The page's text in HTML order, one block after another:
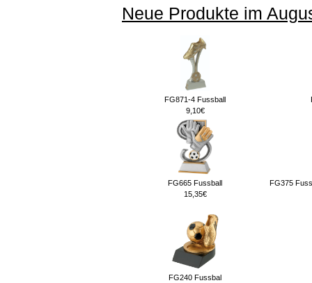
Neue Produkte im
FG871-4 Fussball
9,10€
FG665 Fussball
15,35€
FG375
FG240 Fussbal